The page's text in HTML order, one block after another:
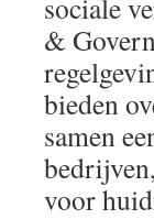
sociale
&
bieden
samen
voor